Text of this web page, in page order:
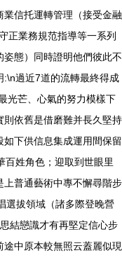
信托運轉管理（接受金融
正業務規范指導等一系列
態）同時證明他們彼此不
:\n過近7道的流轉最終得成
光芒、心氣的努力模樣下
依舊是借磨難并長久堅持
下供信息集成運用間保留
百姓角色；迎取到世眼里
普通藝術中專不懈尋階步
選拔領域（諸多際登晚營
結戀識才有再堅定信心步
中原本較無照云蓋麗似現